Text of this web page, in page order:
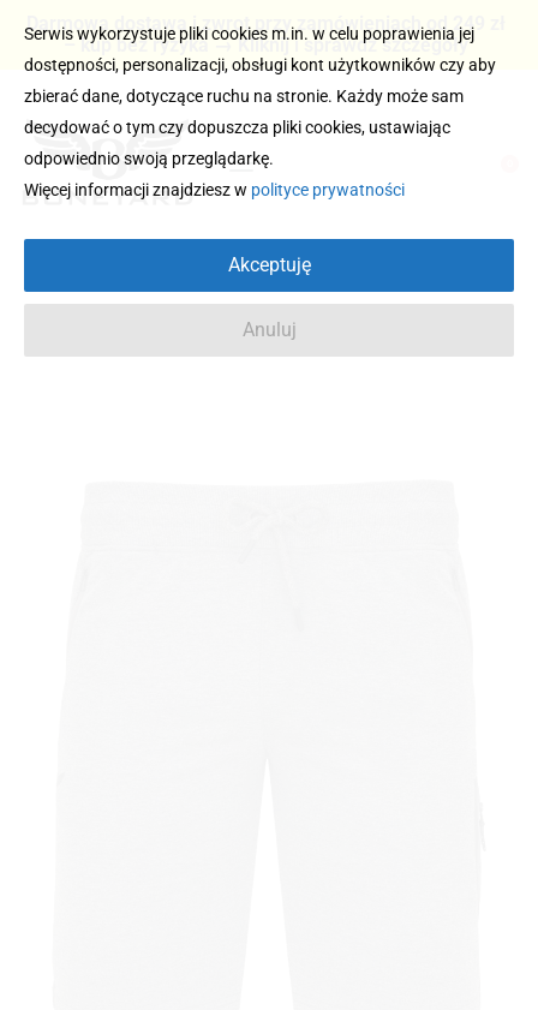
Darmowa dostawa i zwrot przy zamówieniach od 249 zł
– kup bez ryzyka → Kliknij i sprawdź szczegóły
Serwis wykorzystuje pliki cookies m.in. w celu poprawienia jej
dostępności, personalizacji, obsługi kont użytkowników czy aby
zbierać dane, dotyczące ruchu na stronie. Każdy może sam
decydować o tym czy dopuszcza pliki cookies, ustawiając
odpowiednio swoją przeglądarkę.
Więcej informacji znajdziesz w polityce prywatności
Akceptuję
Anuluj